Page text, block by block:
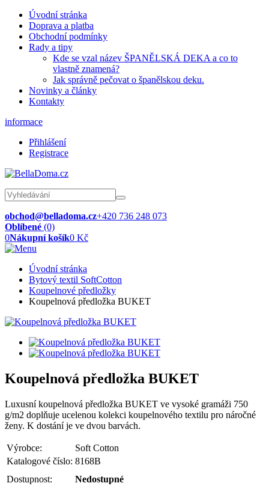
Úvodní stránka
Doprava a platba
Obchodní podmínky
Rady a tipy
Kde se vzal název ŠPANĚLSKÁ DEKA a co to
vlastně znamená?
Jak správně pečovat o španělskou deku.
Novinky a články
Kontakty
informace
Přihlášení
Registrace
obchod@belladoma.cz+420 736 248 073
Oblíbené (0)
0Nákupní košík0 Kč
Úvodní stránka
Bytový textil SoftCotton
Koupelnové předložky
Koupelnová předložka BUKET
Koupelnová předložka BUKET
Luxusní koupelnová předložka BUKET ve vysoké gramáži 750
g/m2 doplňuje ucelenou kolekci koupelnového textilu pro náročné
ženy. K dostání je ve dvou barvách.
Výrobce:
Soft Cotton
Katalogové číslo: 8168B
Dostupnost:
Nedostupné